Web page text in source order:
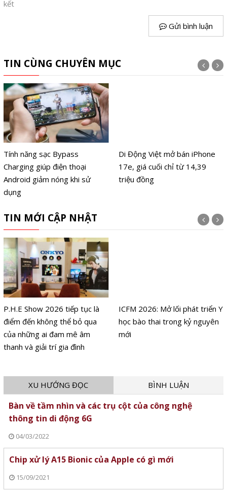
kết
Gửi bình luận
TIN CÙNG CHUYÊN MỤC
Tính năng sạc Bypass
Charging giúp điện thoại
Android giảm nóng khi sử
dụng
Di Động Việt mở bán iPhone
17e, giá cuối chỉ từ 14,39
triệu đồng
TIN MỚI CẬP NHẬT
P.H.E Show 2026 tiếp tục là
điểm đến không thể bỏ qua
của những ai đam mê âm
thanh và giải trí gia đình
ICFM 2026: Mở lối phát triển Y
học bào thai trong kỷ nguyên
mới
XU HƯỚNG ĐỌC BÌNH LUẬN
Bàn về tầm nhìn và các trụ cột của công nghệ
thông tin di động 6G
04/03/2022
Chip xử lý A15 Bionic của Apple có gì mới
15/09/2021